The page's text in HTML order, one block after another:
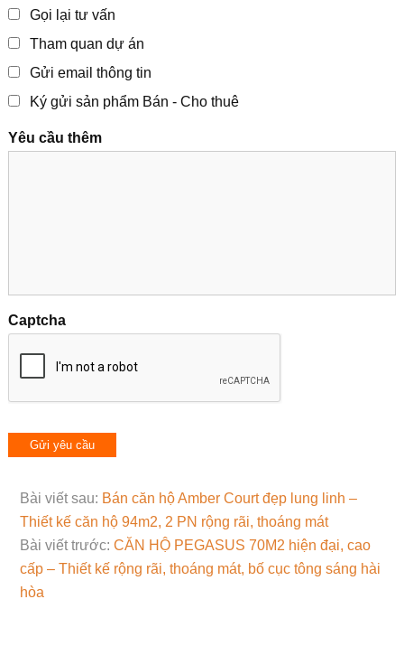
Gọi lại tư vấn
Tham quan dự án
Gửi email thông tin
Ký gửi sản phẩm Bán - Cho thuê
Yêu cầu thêm
Captcha
Bài viết sau: Bán căn hộ Amber Court đẹp lung linh –
Thiết kế căn hộ 94m2, 2 PN rộng rãi, thoáng mát
Bài viết trước: CĂN HỘ PEGASUS 70M2 hiện đại, cao
cấp – Thiết kế rộng rãi, thoáng mát, bố cục tông sáng hài
hòa